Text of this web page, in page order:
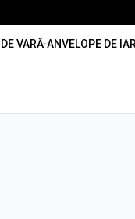
VARĂ·ANVELOPE DE